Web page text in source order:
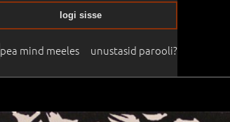
pea mind meeles
logi sisse
unustasid parooli?